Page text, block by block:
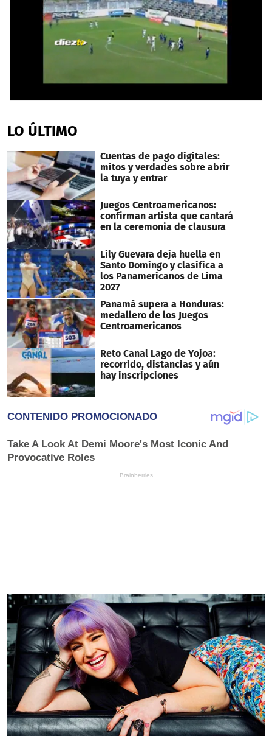
of
1
13
seconds
LO ÚLTIMO
Cuentas de pago digitales:
mitos y verdades sobre abrir
la tuya y entrar
Juegos Centroamericanos:
confirman artista que cantará
en la ceremonia de clausura
Lily Guevara deja huella en
Santo Domingo y clasifica a
los Panamericanos de Lima
2027
Panamá supera a Honduras:
medallero de los Juegos
Centroamericanos
Reto Canal Lago de Yojoa:
recorrido, distancias y aún
hay inscripciones